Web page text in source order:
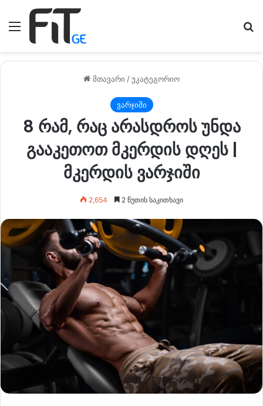
მენიუ
მთავარი /უკატეგორიო
ვარჯიში
8 რამ, რაც არასდროს უნდა
გააკეთოთ მკერდის დღეს |
მკერდის ვარჯიში
2,654 2 წუთის საკითხავი